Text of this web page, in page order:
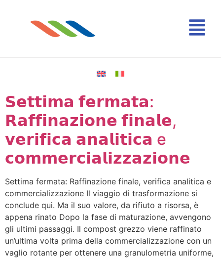
𝗦𝗲𝘁𝘁𝗶𝗺𝗮 𝗳𝗲𝗿𝗺𝗮𝘁𝗮:
𝗥𝗮𝗳𝗳𝗶𝗻𝗮𝘇𝗶𝗼𝗻𝗲 𝗳𝗶𝗻𝗮𝗹𝗲,
𝘃𝗲𝗿𝗶𝗳𝗶𝗰𝗮 𝗮𝗻𝗮𝗹𝗶𝘁𝗶𝗰𝗮 e
𝗰𝗼𝗺𝗺𝗲𝗿𝗰𝗶𝗮𝗹𝗶𝘇𝘇𝗮𝘇𝗶𝗼𝗻𝗲
Settima fermata: Raffinazione finale, verifica analitica e
commercializzazione Il viaggio di trasformazione si
conclude qui. Ma il suo valore, da rifiuto a risorsa, è
appena rinato Dopo la fase di maturazione, avvengono
gli ultimi passaggi. Il compost grezzo viene raffinato
un’ultima volta prima della commercializzazione con un
vaglio rotante per ottenere una granulometria uniforme,